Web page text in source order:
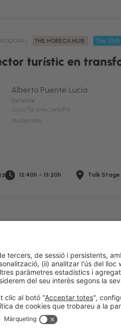
| THE HORECA HUB The Shift
turístic en
Alberto Puente Lucía
Deloitte
Socio Turismo Deloitte
Moderador
12:40h - 13:20h Talk Stage
de privacitatPolítica de